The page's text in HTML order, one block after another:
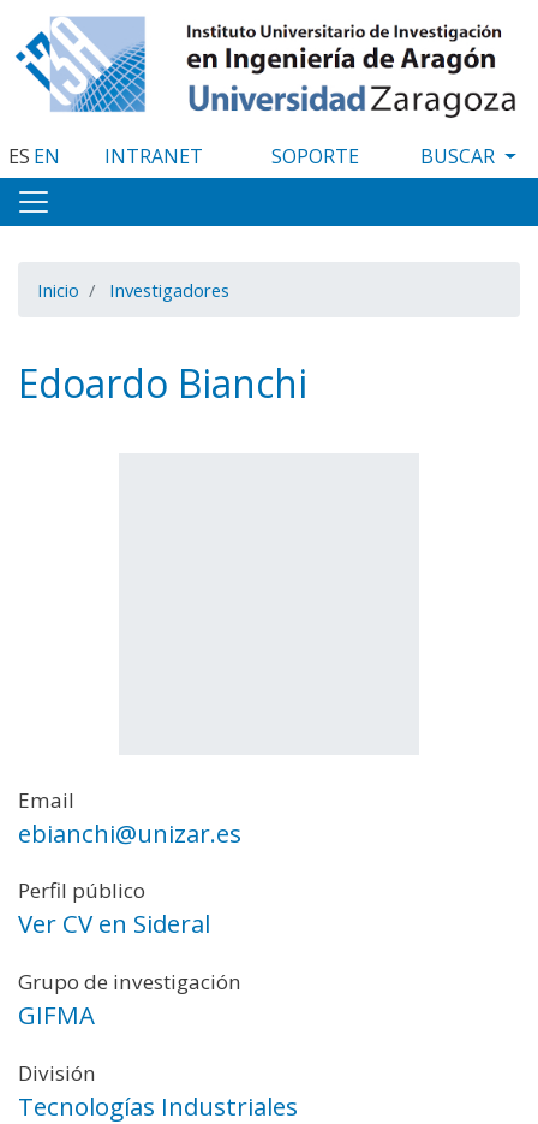
al
contenido
principal
ES EN INTRANET SOPORTE
Inicio Investigadores
Edoardo Bianchi
Email
ebianchi@unizar.es
Perfil público
Ver CV en Sideral
Grupo de investigación
GIFMA
División
Tecnologías Industriales